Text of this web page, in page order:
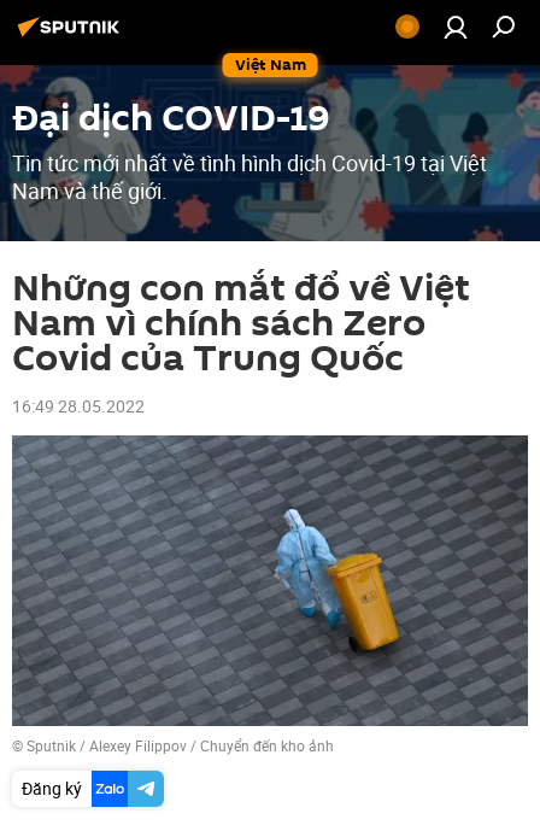
Việt Nam
Đại dịch COVID-19
Tin tức mới nhất về tình hình dịch Covid-19 tại Việt
Nam và thế giới.
Những con mắt đổ về Việt
Nam vì chính sách Zero
Covid của Trung Quốc
16:49 28.05.2022
© Sputnik / Alexey Filippov/Chuyển đến kho ảnh
Đăng ký